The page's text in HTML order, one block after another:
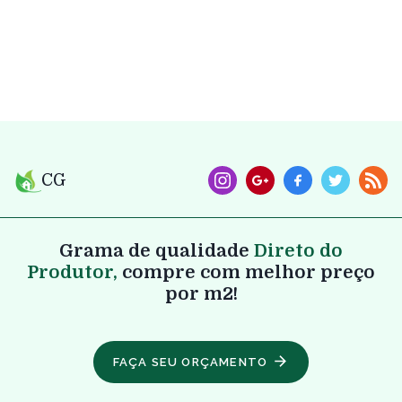
CG
Grama de qualidade Direto do
Produtor, compre com melhor preço
por m2!
FAÇA SEU ORÇAMENTO